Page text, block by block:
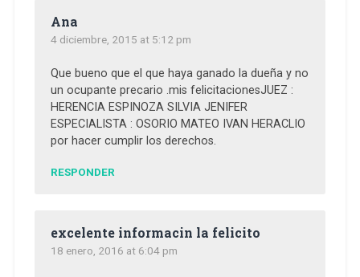
Ana
4 diciembre, 2015 at 5:12 pm
Que bueno que el que haya ganado la dueña y no
un ocupante precario .mis felicitacionesJUEZ :
HERENCIA ESPINOZA SILVIA JENIFER
ESPECIALISTA : OSORIO MATEO IVAN HERACLIO
por hacer cumplir los derechos.
RESPONDER
excelente informacin la felicito
18 enero, 2016 at 6:04 pm